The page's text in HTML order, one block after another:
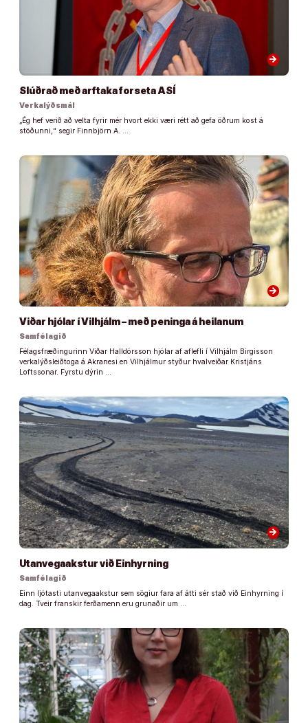
arrow_forward
Slúðrað með arftaka forseta ASÍ
Verkalýðsmál
„Ég hef verið að velta fyrir mér hvort ekki væri rétt að gefa öðrum kost á
stöðunni,“ segir Finnbjörn A. …
arrow_forward
Viðar hjólar í Vilhjálm – með peninga á heilanum
Samfélagið
Félagsfræðingurinn Viðar Halldórsson hjólar af aflefli í Vilhjálm Birgisson
verkalýðsleiðtoga á Akranesi en Vilhjálmur styður hvalveiðar Kristjáns
Loftssonar. Fyrstu dýrin …
arrow_forward
Utanvegaakstur við Einhyrning
Samfélagið
Einn ljótasti utanvegaakstur sem sögiur fara af átti sér stað við Einhyrning í
dag. Tveir franskir ferðamenn eru grunaðir um …